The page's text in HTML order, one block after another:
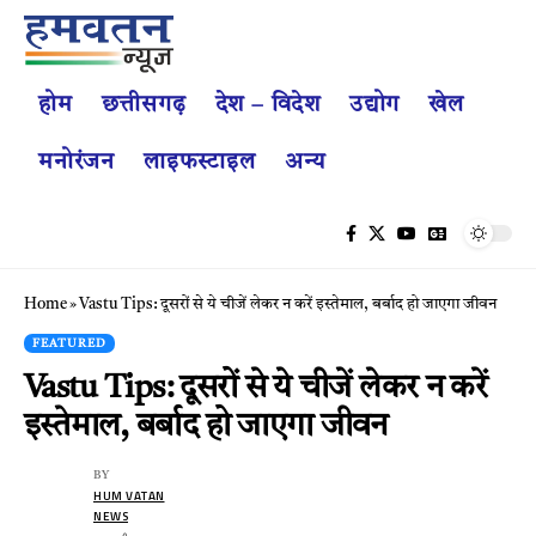
होम छत्तीसगढ़ देश – विदेश उद्योग खेल
मनोरंजन लाइफस्टाइल अन्य
Home» Vastu Tips: दूसरों से ये चीजें लेकर न करें इस्तेमाल, बर्बाद हो जाएगा जीवन
FEATURED
Vastu Tips: दूसरों से ये चीजें लेकर न करें
इस्तेमाल, बर्बाद हो जाएगा जीवन
BY
HUM VATAN
NEWS